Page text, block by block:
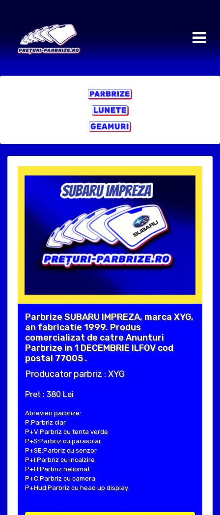
Parbrize SUBARU IMPREZA, marca XYG,
an fabricatie 1999. Produs
comercializat de catre Anunturi
Parbrize in 1 DECEMBRIE ILFOV cod
postal 77005 .
Producator parbriz : XYG
Pret : 380 Lei
Abrevieri parbrize:
P:Parbriz clar
P+V:Parbriz cu tenta verde
P+S:Parbriz cu parasolar
P+SE:Parbriz cu senzor
P+I:Parbriz cu incalzire
P+H:Parbriz heliomat
P+C:Parbriz cu camera
P+Hud:Parbriz cu head up display